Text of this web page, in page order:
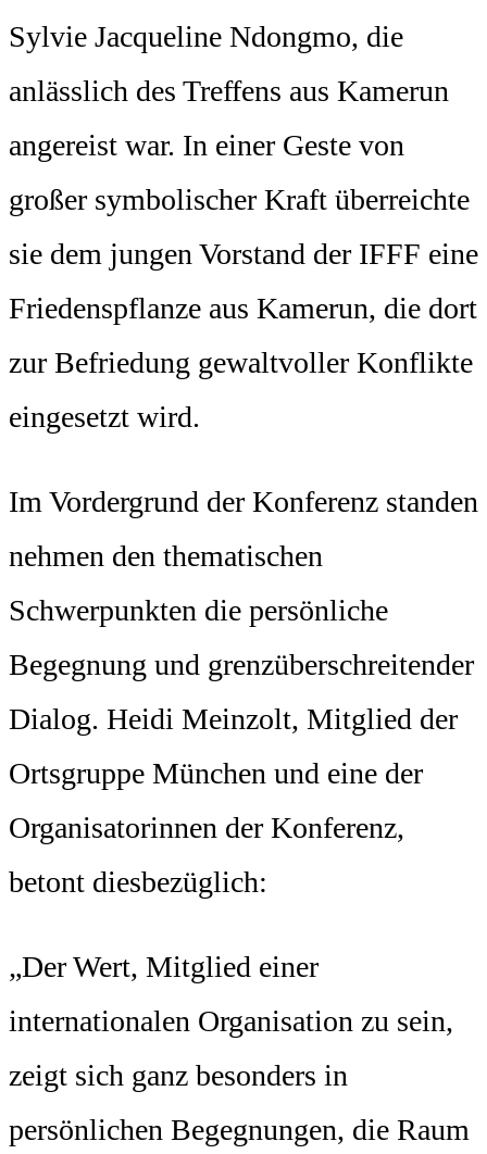
Sylvie Jacqueline Ndongmo, die
anlässlich des Treffens aus Kamerun
angereist war. In einer Geste von
großer symbolischer Kraft überreichte
sie dem jungen Vorstand der IFFF eine
Friedenspflanze aus Kamerun, die dort
zur Befriedung gewaltvoller Konflikte
eingesetzt wird.
Im Vordergrund der Konferenz standen
nehmen den thematischen
Schwerpunkten die persönliche
Begegnung und grenzüberschreitender
Dialog. Heidi Meinzolt, Mitglied der
Ortsgruppe München und eine der
Organisatorinnen der Konferenz,
betont diesbezüglich:
„Der Wert, Mitglied einer
internationalen Organisation zu sein,
zeigt sich ganz besonders in
persönlichen Begegnungen, die Raum